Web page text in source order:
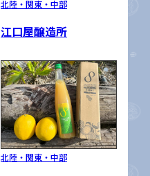
北陸・関東・中部
江口屋醸造所
北陸・関東・中部